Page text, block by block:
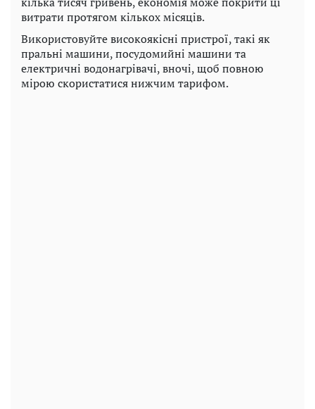
витрати протягом кількох місяців.
Використовуйте високоякісні пристрої, такі як
пральні машини, посудомийні машини та
електричні водонагрівачі, вночі, щоб повною
мірою скористатися нижчим тарифом.